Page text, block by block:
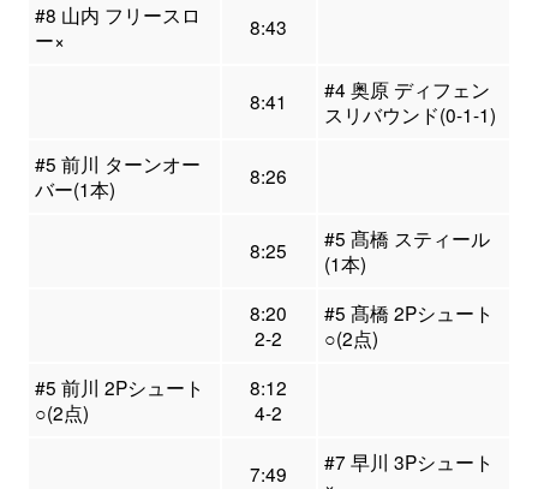
#8 山内 フリースロ
ー×
8:43
8:41
#4 奥原 ディフェン
スリバウンド(0-1-1)
#5 前川 ターンオー
バー(1本)
8:26
8:25
#5 髙橋 スティール
(1本)
8:20
2-2
#5 髙橋 2Pシュート
○(2点)
#5 前川 2Pシュート
○(2点)
8:12
4-2
7:49
#7 早川 3Pシュート